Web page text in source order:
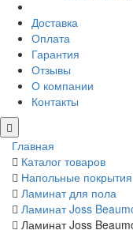
Доставка
Оплата
Гарантия
Отзывы
О компании
Контакты
Главная
Каталог товаров
Напольные покрытия
Ламинат для пола
Ламинат Joss
Ламинат Joss